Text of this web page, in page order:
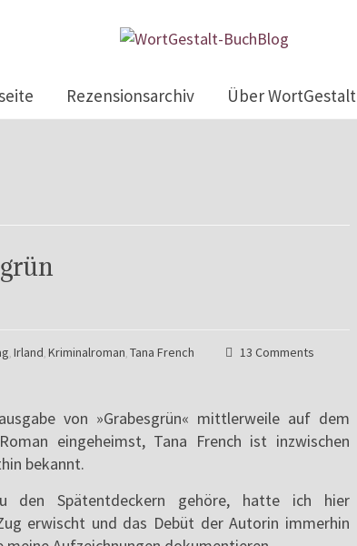
Rezensionsarchiv Über WortGestalt
, Irland, Kriminalroman, Tana French 13 Comments
von »Grabesgrün« mittlerweile auf dem
eingeheimst, Tana French ist inzwischen
bekannt.
den Spätentdeckern gehöre, hatte ich hier
erwischt und das Debüt der Autorin immerhin